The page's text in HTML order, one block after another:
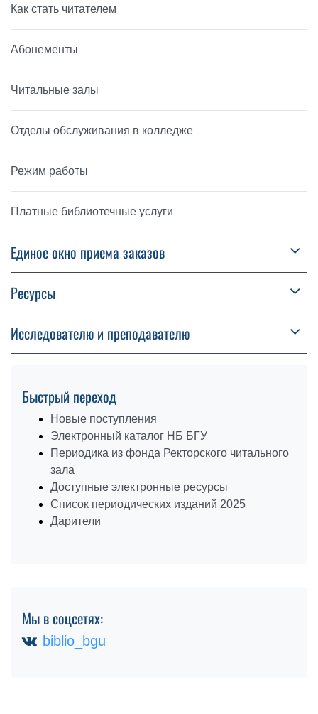
Как стать читателем
Абонементы
Читальные залы
Отделы обслуживания в колледже
Режим работы
Платные библиотечные услуги
Единое окно приема заказов
Ресурсы
Исследователю и преподавателю
Быстрый переход
Новые поступления
Электронный каталог НБ БГУ
Периодика из фонда Ректорского читального
зала
Доступные электронные ресурсы
Список периодических изданий 2025
Дарители
Мы в соцсетях:
biblio_bgu